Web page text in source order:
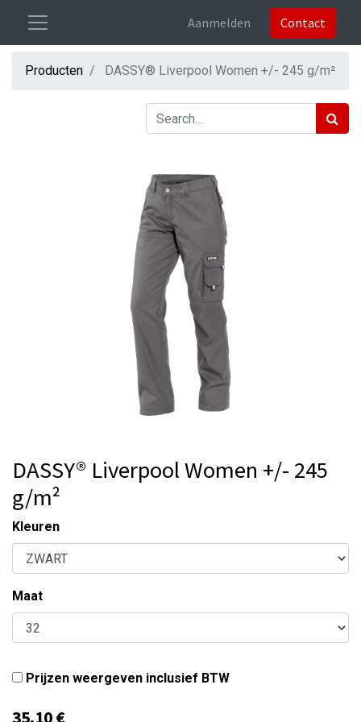
Aanmelden Contact
Producten DASSY® Liverpool Women +/- 245 g/m²
DASSY® Liverpool Women +/- 245
g/m²
Kleuren
Maat
Prijzen weergeven inclusief BTW
35,10€